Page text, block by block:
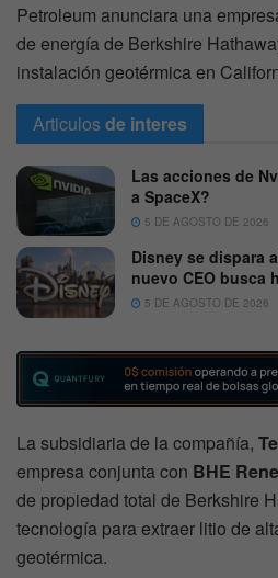
Petroleum anunciara una
de energía de Berkshire
instalación geotérmica en
Articulosde interes
Las acciones de
a SpaceX?
5 DE AGOSTO DE 2026
Disney se dispara
nuevo CEO busca
5 DE AGOSTO DE 2026
La subsidiaria de la compañía,
empresa conjunta con BHE
de propiedad total de Berkshire
tecnología para extraer litio de
geotérmica.